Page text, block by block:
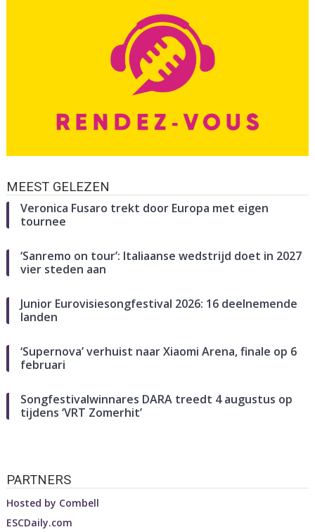
MEEST GELEZEN
Veronica Fusaro trekt door Europa met eigen
tournee
‘Sanremo on tour’: Italiaanse wedstrijd doet in 2027
vier steden aan
Junior Eurovisiesongfestival 2026: 16 deelnemende
landen
‘Supernova’ verhuist naar Xiaomi Arena, finale op 6
februari
Songfestivalwinnares DARA treedt 4 augustus op
tijdens ‘VRT Zomerhit’
PARTNERS
Hosted by Combell
ESCDaily.com